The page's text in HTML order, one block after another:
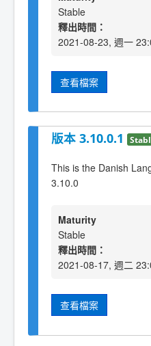
Stable
釋出時間：
2021-08-23, 週一
查看檔案
版本 3.10.0.1
This is the Danish
3.10.0
Maturity
Stable
釋出時間：
2021-08-17, 週二
查看檔案